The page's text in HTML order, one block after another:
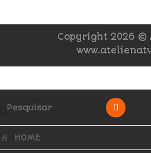
Copyright 2026 ©
HOME